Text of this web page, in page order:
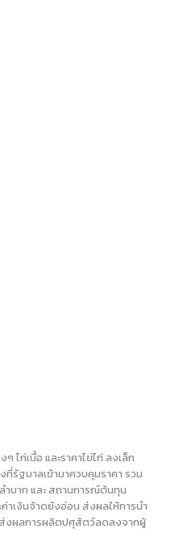
ไก่เนื้อ และราคาไข่ไก่ ลงเล็ก
รัฐบาลเข้ามาควบคุมราคา รวม
ำบาก และ สถานการณ์ต้นทุน
าเงินจ้าดยังอ่อน ส่งผลให้การนำ
งผลการผลิตปศุสัตว์ลดลงจากผู้